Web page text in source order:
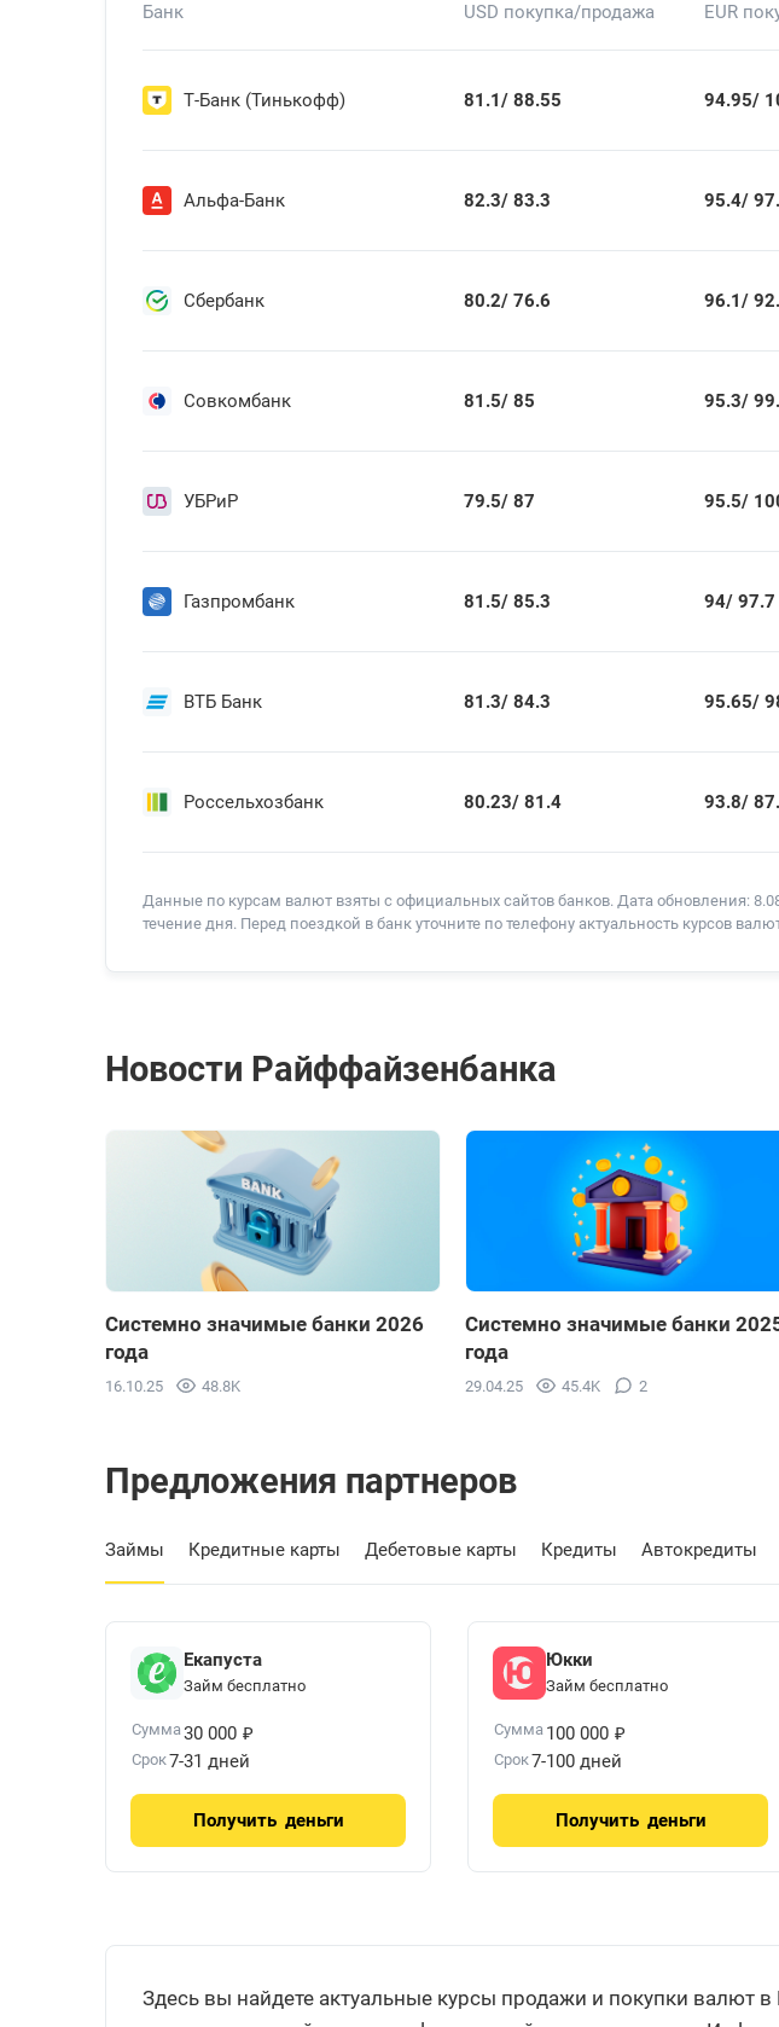
Банк USD покупка/продажа EUR
Т-Банк (Тинькофф) 81.1/88.55 94.95/
Альфа-Банк 82.3/83.3 95.4/
Сбербанк 80.2/76.6 96.1/
Совкомбанк 81.5/85 95.3/
УБРиР 79.5/87 95.5/
Газпромбанк 81.5/85.3 94/ 97.7
ВТБ Банк 81.3/84.3 95.65/
Россельхозбанк 80.23/81.4 93.8/
Данные по курсам валют взяты с официальных сайтов банков. Дата обновления:
течение дня. Перед поездкой в банк уточните по телефону актуальность курсов
Новости Райффайзенбанкa
Системно значимые банки 2026
года
16.10.25 48.8K
Системно значимые банки
года
29.04.25 45.4K 2
Предложения партнеров
Займы Кредитные карты Дебетовые карты Кредиты Автокредиты
Екапуста
Займ бесплатно
Сумма 30 000 ₽
Срок7-31 дней
Получить деньги
Юкки
Займ бесплатно
Сумма 100 000 ₽
Срок7-100 дней
Получить деньги
Здесь вы найдете актуальные курсы продажи и покупки валют